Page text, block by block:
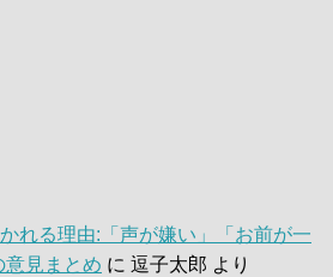
れる理由:「声が嫌い」「お前が一
見まとめ に 逗子太郎 より